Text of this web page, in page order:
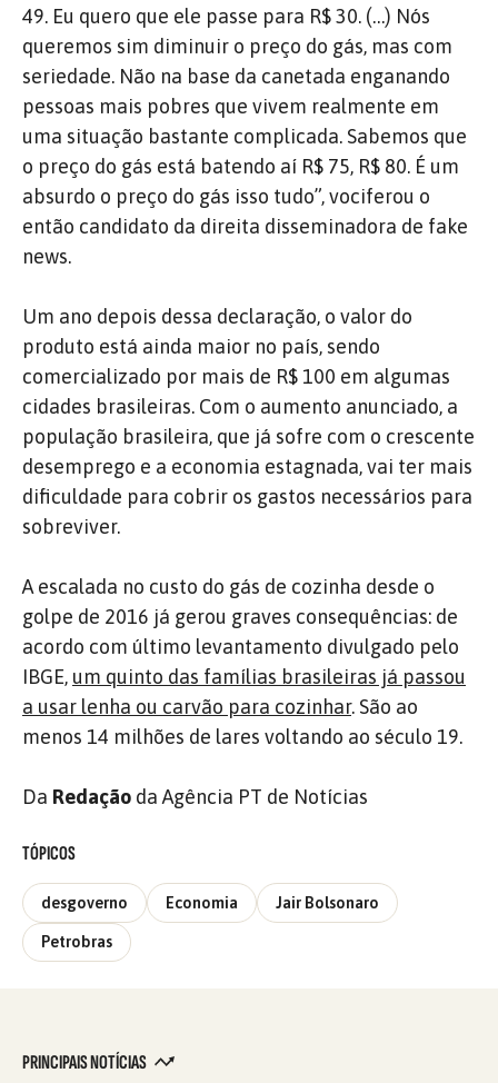
49. Eu quero que ele passe para R$ 30. (…) Nós
queremos sim diminuir o preço do gás, mas com
seriedade. Não na base da canetada enganando
pessoas mais pobres que vivem realmente em
uma situação bastante complicada. Sabemos que
o preço do gás está batendo aí R$ 75, R$ 80. É um
absurdo o preço do gás isso tudo”, vociferou o
então candidato da direita disseminadora de fake
news.
Um ano depois dessa declaração, o valor do
produto está ainda maior no país, sendo
comercializado por mais de R$ 100 em algumas
cidades brasileiras. Com o aumento anunciado, a
população brasileira, que já sofre com o crescente
desemprego e a economia estagnada, vai ter mais
dificuldade para cobrir os gastos necessários para
sobreviver.
A escalada no custo do gás de cozinha desde o
golpe de 2016 já gerou graves consequências: de
acordo com último levantamento divulgado pelo
IBGE, um quinto das famílias brasileiras já passou
a usar lenha ou carvão para cozinhar. São ao
menos 14 milhões de lares voltando ao século 19.
Da Redação da Agência PT de Notícias
TÓPICOS
desgoverno Economia Jair Bolsonaro
Petrobras
PRINCIPAIS NOTÍCIAS